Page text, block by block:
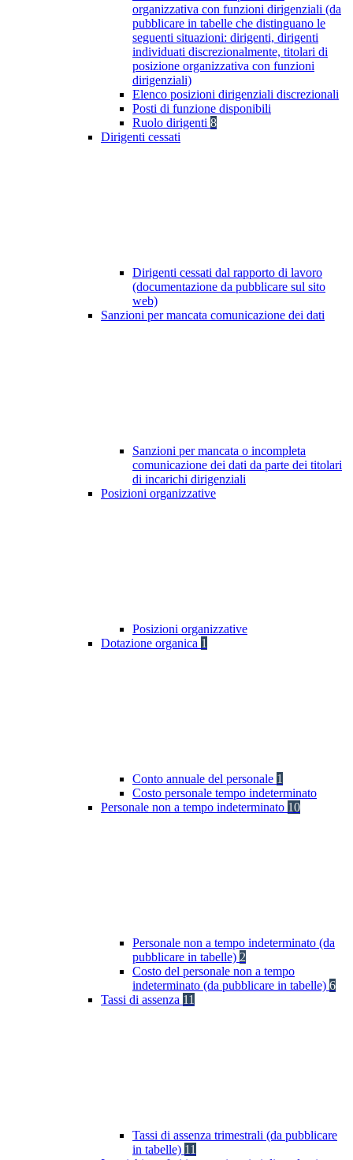
organizzativa con funzioni dirigenziali (da
pubblicare in tabelle che distinguano le
seguenti situazioni: dirigenti, dirigenti
individuati discrezionalmente, titolari di
posizione organizzativa con funzioni
dirigenziali)
Elenco posizioni dirigenziali discrezionali
Posti di funzione disponibili
Ruolo dirigenti 8
Dirigenti cessati
Dirigenti cessati dal rapporto di lavoro
(documentazione da pubblicare sul sito
web)
Sanzioni per mancata comunicazione dei dati
Sanzioni per mancata o incompleta
comunicazione dei dati da parte dei titolari
di incarichi dirigenziali
Posizioni organizzative
Posizioni organizzative
Dotazione organica 1
Conto annuale del personale 1
Costo personale tempo indeterminato
Personale non a tempo indeterminato 10
Personale non a tempo indeterminato (da
pubblicare in tabelle) 2
Costo del personale non a tempo
indeterminato (da pubblicare in tabelle) 6
Tassi di assenza 11
Tassi di assenza trimestrali (da pubblicare
in tabelle) 11